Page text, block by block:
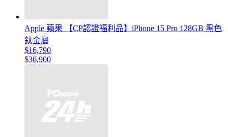
Apple 蘋果 【CP認證福利品】iPhone 15 Pro 128GB 黑色
鈦金屬
$16,790
$36,900